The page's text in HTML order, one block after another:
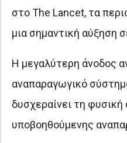
στο The Lancet, τα
μια σημαντική αύξηση
Η μεγαλύτερη άνοδος
αναπαραγωγικό
δυσχεραίνει τη
υποβοηθούμενης